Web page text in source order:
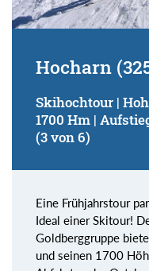
Hocharn
Skihochtour |
1700 Hm |
(3 von 6)
Eine Frühjahrstour
Ideal einer Skitour!
Goldberggruppe
und seinen 1700